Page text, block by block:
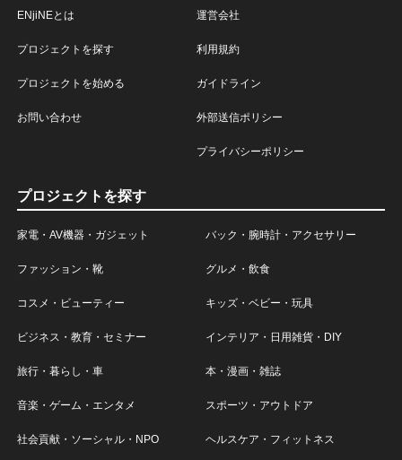
ENjiNEとは
プロジェクトを探す
プロジェクトを始める
お問い合わせ
運営会社
利用規約
ガイドライン
外部送信ポリシー
プライバシーポリシー
プロジェクトを探す
家電・AV機器・ガジェット バック・腕時計・アクセサリー
ファッション・靴 グルメ・飲食
コスメ・ビューティー キッズ・ベビー・玩具
ビジネス・教育・セミナー インテリア・日用雑貨・DIY
旅行・暮らし・車 本・漫画・雑誌
音楽・ゲーム・エンタメ スポーツ・アウトドア
社会貢献・ソーシャル・NPO ヘルスケア・フィットネス